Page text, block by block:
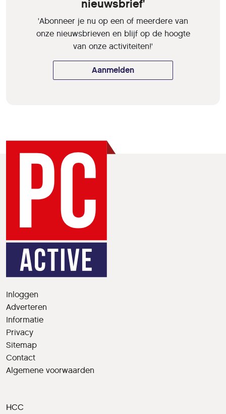
nieuwsbrief'
'Abonneer je nu op een of meerdere van
onze nieuwsbrieven en blijf op de hoogte
van onze activiteiten!'
Aanmelden
Inloggen
Adverteren
Informatie
Privacy
Sitemap
Contact
Algemene voorwaarden
HCC